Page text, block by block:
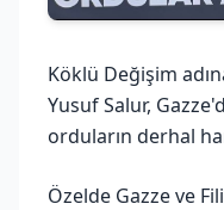
Köklü Değişim
Yusuf Salur,
orduların derhal
Özelde Gazze ve